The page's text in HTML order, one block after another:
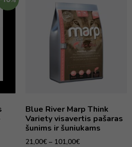
Blue River Marp Think
Variety visavertis pašaras
šunims ir šuniukams
21,00€ – 101,00€